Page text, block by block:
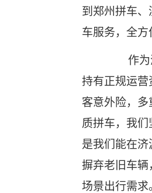
到郑州拼车
车服务，全方
作
持有正规运营
客意外险，多
质拼车，我
是我们能在济
摒弃老旧车辆
场景出行需求